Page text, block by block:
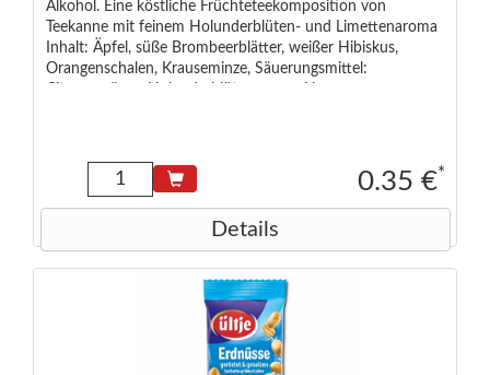
Alkohol. Eine köstliche Früchteteekomposition von
Teekanne mit feinem Holunderblüten- und Limettenaroma
Inhalt: Äpfel, süße Brombeerblätter, weißer Hibiskus,
Orangenschalen, Krauseminze, Säuerungsmittel:
0.35 €*
Details